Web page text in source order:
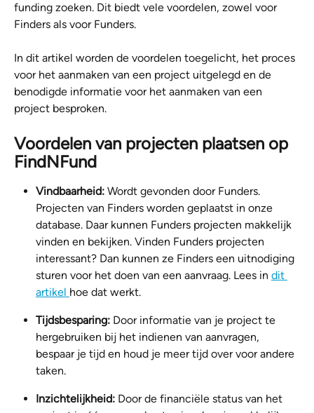
funding zoeken. Dit biedt vele voordelen, zowel voor
Finders als voor Funders.
In dit artikel worden de voordelen toegelicht, het proces
voor het aanmaken van een project uitgelegd en de
benodigde informatie voor het aanmaken van een
project besproken.
Voordelen van projecten plaatsen op
FindNFund
Vindbaarheid: Wordt gevonden door Funders.
Projecten van Finders worden geplaatst in onze
database. Daar kunnen Funders projecten makkelijk
vinden en bekijken. Vinden Funders projecten
interessant? Dan kunnen ze Finders een uitnodiging
sturen voor het doen van een aanvraag. Lees in dit
artikel hoe dat werkt.
Tijdsbesparing: Door informatie van je project te
hergebruiken bij het indienen van aanvragen,
bespaar je tijd en houd je meer tijd over voor andere
taken.
Inzichtelijkheid: Door de financiële status van het